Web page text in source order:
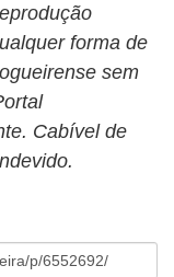
forma de
sem
Cabível de